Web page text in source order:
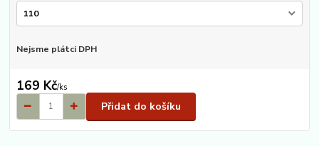
Nejsme plátci DPH
169 Kč/ks
Přidat do košíku